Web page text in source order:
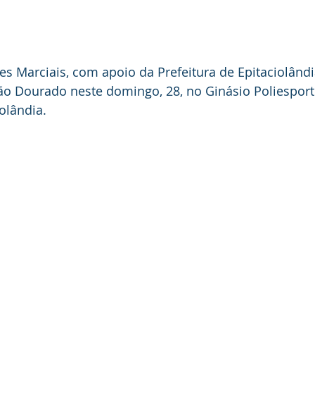
Marciais, com apoio da Prefeitura de
Dourado neste domingo, 28, no Ginásio